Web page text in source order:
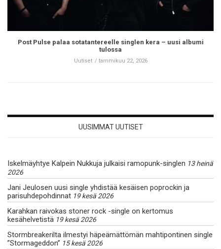
Post Pulse palaa sotatantereelle singlen kera – uusi albumi
tulossa
Uutiset tammikuu 22, 2026
UUSIMMAT UUTISET
Iskelmäyhtye Kalpein Nukkuja julkaisi ramopunk-singlen 13 heinä
2026
Jani Jeulosen uusi single yhdistää kesäisen poprockin ja
parisuhdepohdinnat 19 kesä 2026
Karahkan raivokas stoner rock -single on kertomus
kesähelvetistä 19 kesä 2026
Stormbreakerilta ilmestyi häpeämättömän mahtipontinen single
”Stormageddon” 15 kesä 2026